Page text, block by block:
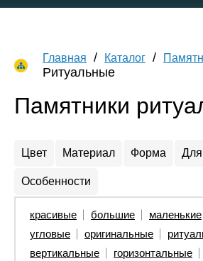
Главная Каталог
Ритуальные
Памятники
Цвет Материал Форма Для
Особенности
красивые большие маленькие
угловые
оригинальные
вертикальные
горизонтальные